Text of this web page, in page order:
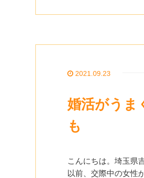
2021.09.23
婚活がうま
も
こんにちは。埼玉県
以前、交際中の女性